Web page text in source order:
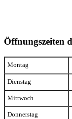
Öffnungszeiten
Montag
Dienstag
Mittwoch
Donnerstag